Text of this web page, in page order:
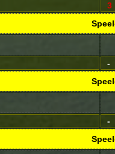
3
-
-